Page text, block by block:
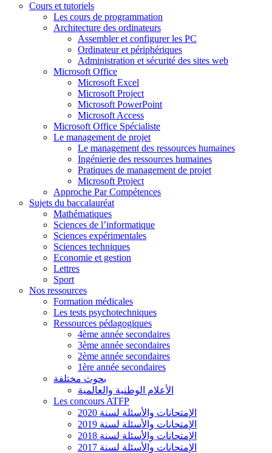
Cours et tutoriels
Les cours de programmation
Architecture des ordinateurs
Assembler et configurer les PC
Ordinateur et périphériques
Administration et sécurité des sites web
Microsoft Office
Microsoft Excel
Microsoft Project
Microsoft PowerPoint
Microsoft Access
Microsoft Office Spécialiste
Le management de projet
Le management des ressources humaines
Ingénierie des ressources humaines
Pratiques de management de projet
Microsoft Project
Approche Par Compétences
Sujets du baccalauréat
Mathématiques
Sciences de l’informatique
Sciences expérimentales
Sciences techniques
Economie et gestion
Lettres
Sport
Nos ressources
Formation médicales
Les tests psychotechniques
Ressources pédagogiques
4ème année secondaires
3ème année secondaires
2ème année secondaires
1ère année secondaires
بحوث مختلفة
الأعلام الوطنية والعالمية
Les concours ATFP
الإمتحانات والأسئلة لسنة 2020
الإمتحانات والأسئلة لسنة 2019
الإمتحانات والأسئلة لسنة 2018
الإمتحانات والأسئلة لسنة 2017